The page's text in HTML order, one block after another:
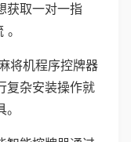
获取一对一指
将机程序控牌器
复杂安装操作就